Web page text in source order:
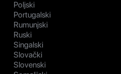
Poljski
Portugalski
Rumunjski
Ruski
Singalski
Slovački
Slovenski